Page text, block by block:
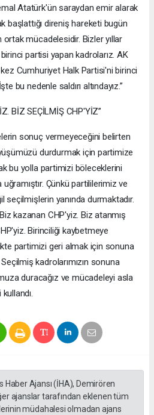
Atatürk'ün saraydan emir alarak
başlattığı direniş hareketi bugün
mücadelesidir. Bizler yıllar
partisi yapan kadrolarız. AK
Cumhuriyet Halk Partisi'ni birinci
bu nedenle saldırı altındayız.”
BİZ SEÇİLMİŞ CHP'YİZ”
sonuç vermeyeceğini belirten
durdurmak için partimize
bu yolla partimizi böleceklerini
Çünkü partililerimiz ve
seçilmişlerin yanında durmaktadır.
kazanan CHP'yiz. Biz atanmış
Birinciliği kaybetmeye
partimizi geri almak için sonuna
kadrolarımızın sonuna
duracağız ve mücadeleyi asla
Haber Ajansı (İHA), Demirören
ajanslar tarafından eklenen tüm
müdahalesi olmadan ajans